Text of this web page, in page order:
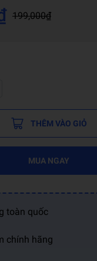
199,000₫
THÊM VÀO GIỎ
MUA NGAY
toàn quốc
chính hãng